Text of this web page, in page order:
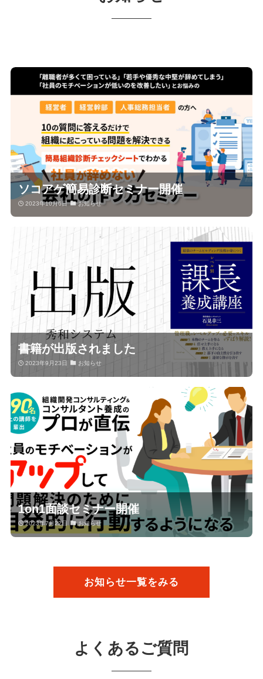
ソコアゲ簡易診断セミナー開催
2023年10月6日 お知らせ
書籍が出版されました
2023年9月23日 お知らせ
1on1面談セミナー開催
2023年7月22日 お知らせ
お知らせ一覧をみる
よくあるご質問